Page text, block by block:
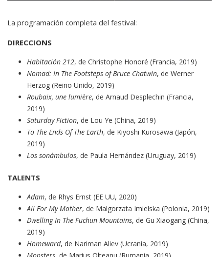
La programación completa del festival:
DIRECCIONS
Habitación 212, de Christophe Honoré (Francia, 2019)
Nomad: In The Footsteps of Bruce Chatwin, de Werner
Herzog (Reino Unido, 2019)
Roubaix, une lumière, de Arnaud Desplechin (Francia,
2019)
Saturday Fiction, de Lou Ye (China, 2019)
To The Ends Of The Earth, de Kiyoshi Kurosawa (Japón,
2019)
Los sonámbulos, de Paula Hernández (Uruguay, 2019)
TALENTS
Adam, de Rhys Ernst (EE UU, 2020)
All For My Mother, de Malgorzata Imielska (Polonia, 2019)
Dwelling In The Fuchun Mountains, de Gu Xiaogang (China,
2019)
Homeward, de Nariman Aliev (Ucrania, 2019)